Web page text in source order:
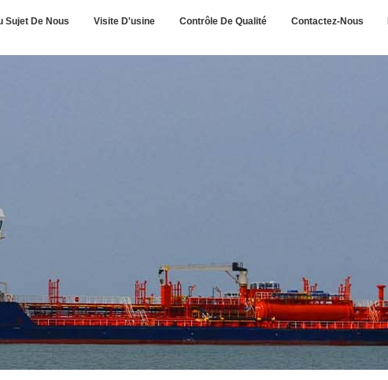
Sujet De Nous Visite D'usine Contrôle De Qualité Contactez-Nous